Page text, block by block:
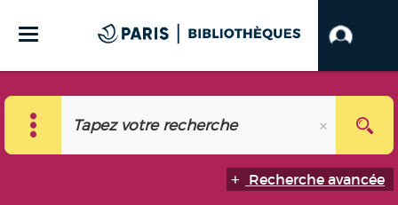
Recherche avancée